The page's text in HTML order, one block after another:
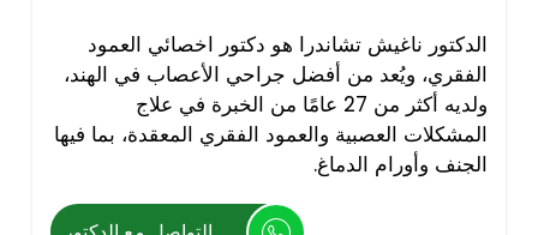
الدكتور ناغيش تشاندرا هو دكتور اخصائي العمود
الفقري، ويُعد من أفضل جراحي الأعصاب في الهند،
ولديه أكثر من 27 عامًا من الخبرة في علاج
المشكلات العصبية والعمود الفقري المعقدة، بما فيها
الجنف وأورام الدماغ.